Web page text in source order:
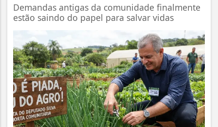
Demandas antigas da comunidade finalmente
estão saindo do papel para salvar vidas